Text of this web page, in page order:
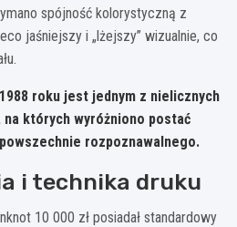
spójność kolorystyczną z
jaśniejszy i „lżejszy” wizualnie, co
roku jest jednym z nielicznych
których wyróżniono postać
rozpoznawalnego.
i technika druku
10 000 zł posiadał standardowy